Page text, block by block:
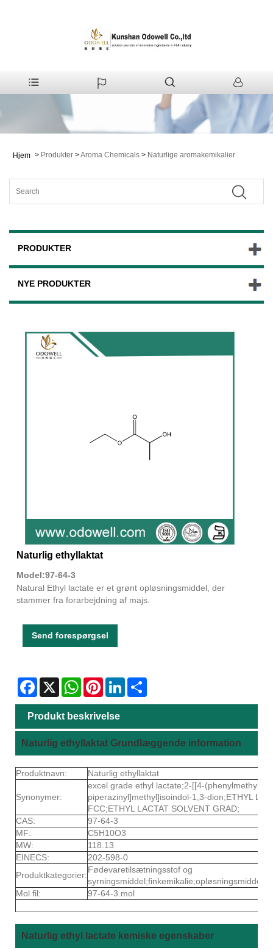
Hjem > Produkter >Aroma Chemicals > Naturlige aromakemikalier
PRODUKTER
NYE PRODUKTER
Naturlig ethyllaktat
Model:97-64-3
Natural Ethyl lactate er et grønt opløsningsmiddel, der
stammer fra forarbejdning af majs.
Send forespørgsel
Facebook
X WhatsAppPinterestLinkedIn
Produkt beskrivelse
Naturlig ethyllaktat Grundlæggende information
Produktnavn: Naturlig ethyllaktat
Synonymer:
excel grade ethyl lactate;2-[[4-(phenylmethyl)-1-
piperazinyl]methyl]isoindol-1,3-dion;ETHYL
FCC;ETHYL LACTAT SOLVENT GRAD;
CAS:
97-64-3
MF:
C5H10O3
MW:
118.13
EINECS:
202-598-0
Produktkategorier:
Fødevaretilsætningsstof og
Mol fil:
97-64-3.mol
Naturlig ethyl lactate kemiske egenskaber